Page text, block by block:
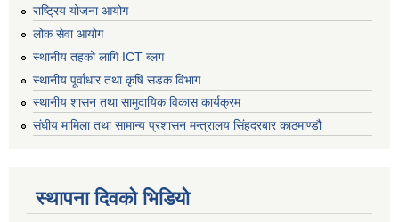
राष्ट्रिय योजना आयोग
लोक सेवा आयोग
स्थानीय तहको लागि ICT ब्लग
स्थानीय पूर्वाधार तथा कृषि सडक विभाग
स्थानीय शासन तथा सामुदायिक विकास कार्यक्रम
संघीय मामिला तथा सामान्य प्रशासन मन्त्रालय सिंहदरबार काठमाण्डौ
स्थापना दिवको भिडियो